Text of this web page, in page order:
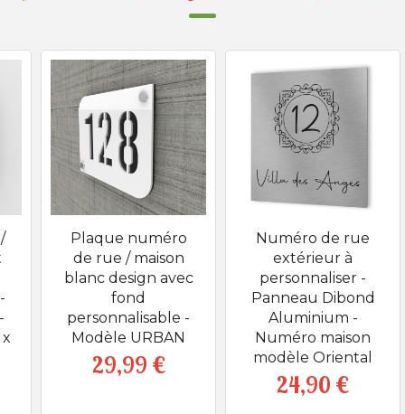
Plaque numéro
de rue / maison
blanc design avec
fond
personnalisable -
Modèle URBAN
Prix
29,99 €
Numéro de rue
extérieur à
personnaliser -
Panneau Dibond
Aluminium -
Numéro maison
modèle Oriental
Prix
24,90 €